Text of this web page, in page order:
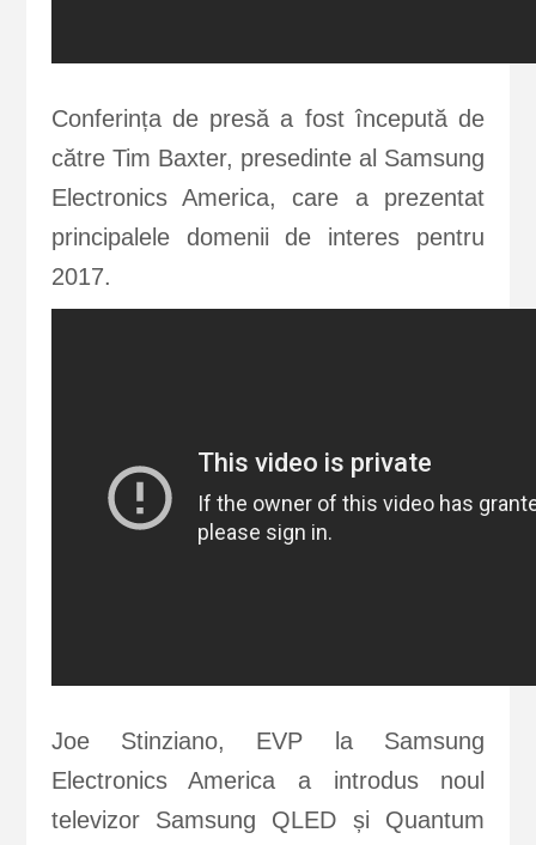
Conferința de presă a fost începută de
către Tim Baxter, presedinte al Samsung
Electronics America, care a prezentat
principalele domenii de interes pentru
2017.
Joe Stinziano, EVP la Samsung
Electronics America a introdus noul
televizor Samsung QLED și Quantum